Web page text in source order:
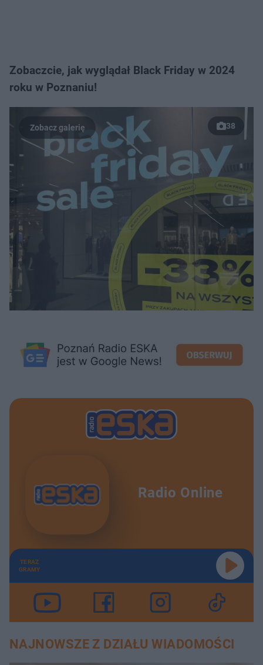
Zobaczcie, jak wyglądał Black Friday w 2024
roku w Poznaniu!
38
Radio Online
TERAZ
GRAMY
NAJNOWSZE Z DZIAŁU WIADOMOŚCI